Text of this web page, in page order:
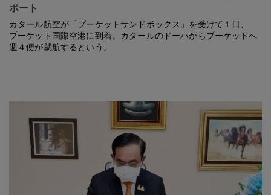
ポート
カタール航空が「プーケットサンドボックス」を受けて１日、
プーケット国際空港に到着。カタールのドーハからプーケットへ
週４便が就航するという。